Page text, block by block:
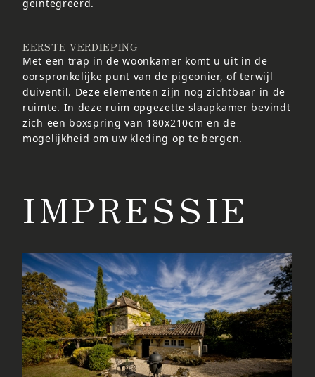
geïntegreerd.
EERSTE VERDIEPING
Met een trap in de woonkamer komt u uit in de
oorspronkelijke punt van de pigeonier, of terwijl
duiventil. Deze elementen zijn nog zichtbaar in de
ruimte. In deze ruim opgezette slaapkamer bevindt
zich een boxspring van 180x210cm en de
mogelijkheid om uw kleding op te bergen.
IMPRESSIE